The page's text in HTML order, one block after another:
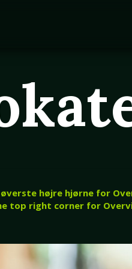
øverste højre hjørne for
top right corner for